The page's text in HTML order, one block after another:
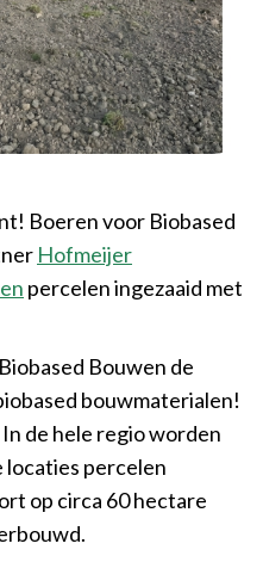
Boeren voor Biobased
Hofmeijer
percelen ingezaaid met
Bouwen de
bouwmaterialen!
de hele regio worden
locaties percelen
op circa 60 hectare